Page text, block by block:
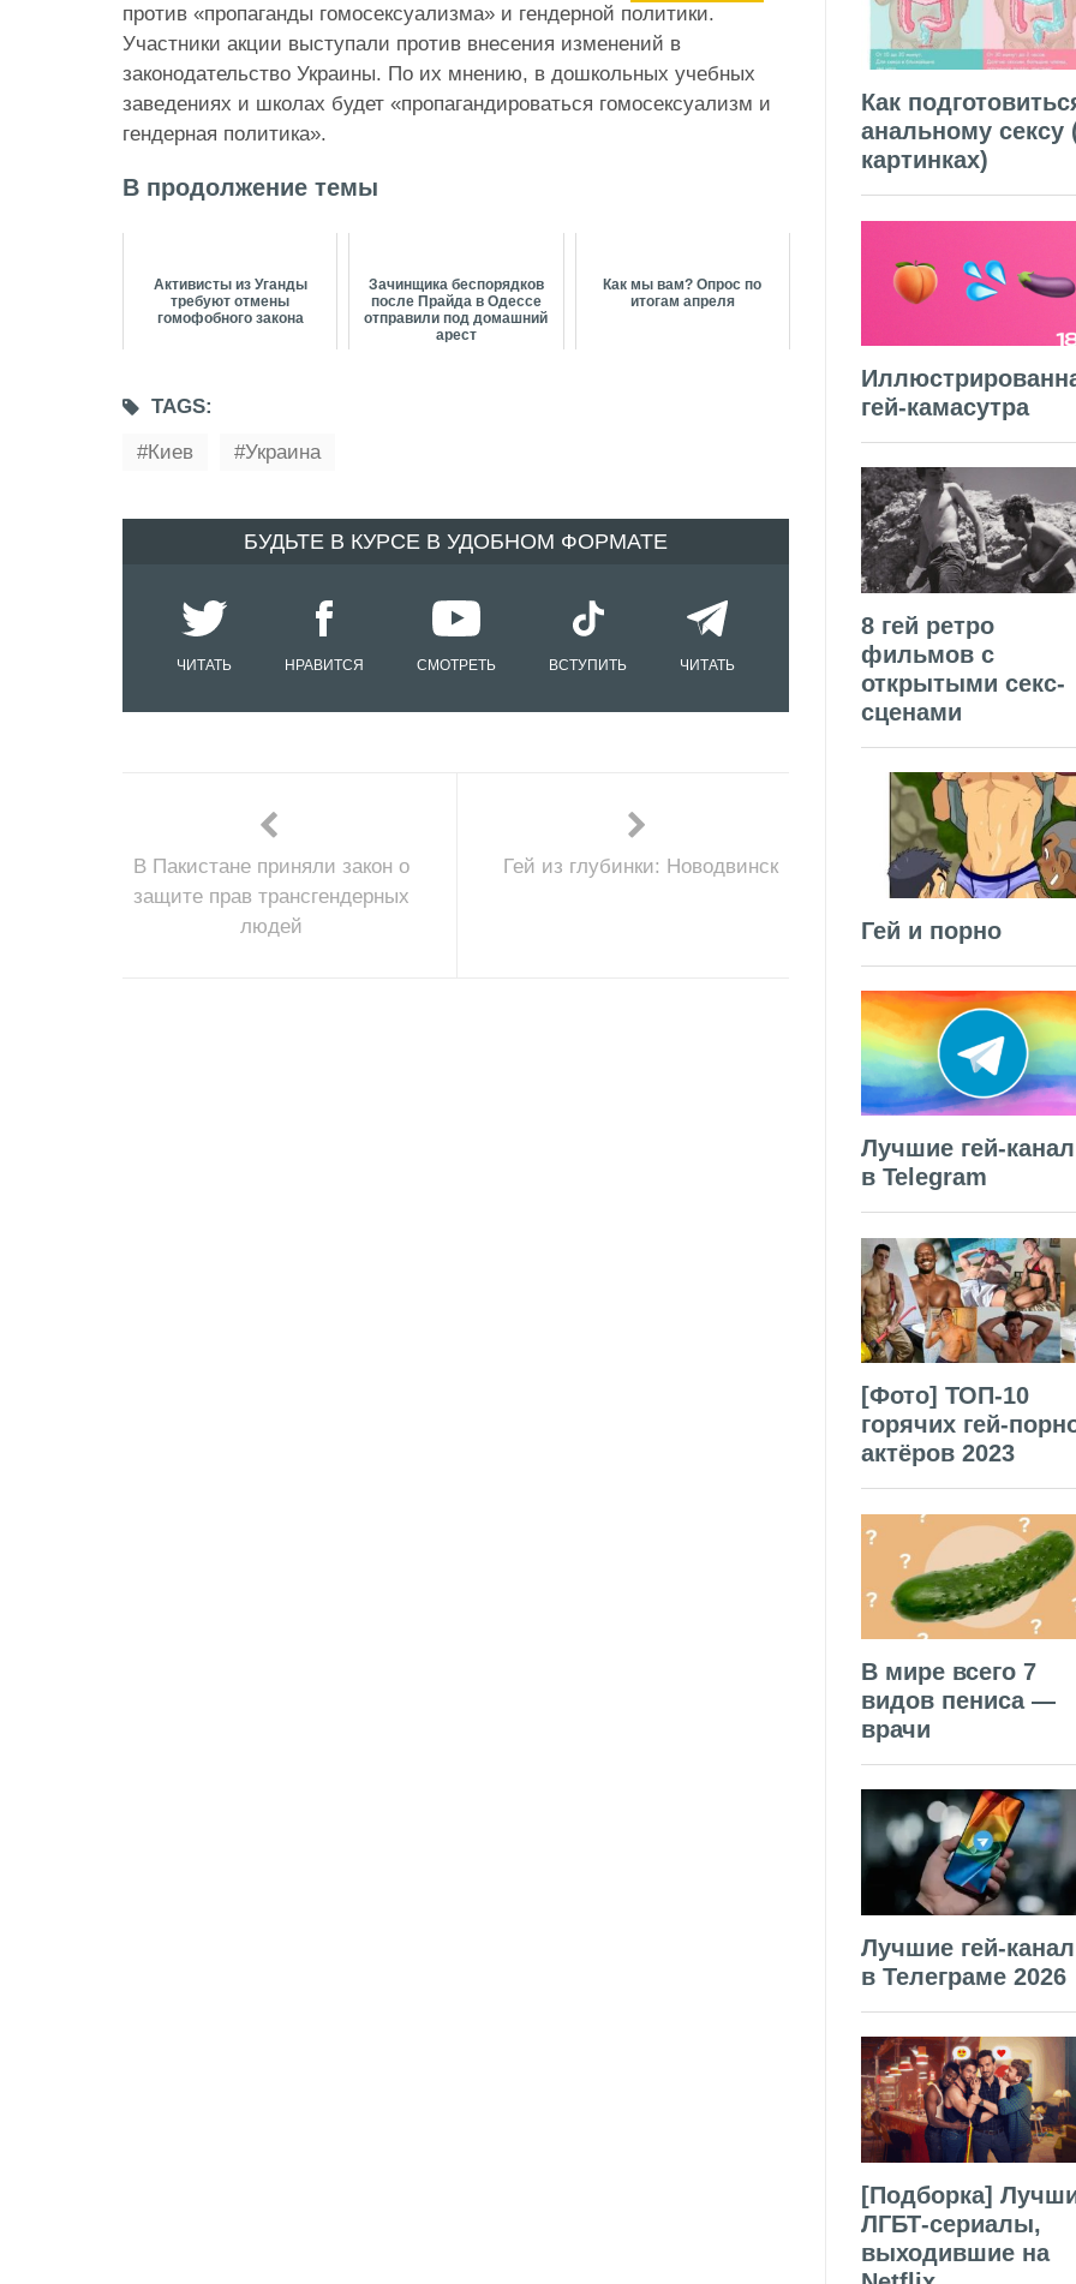
против «пропаганды гомосексуализма» и гендерной политики.
Участники акции выступали против внесения изменений в
законодательство Украины. По их мнению, в дошкольных учебных
заведениях и школах будет «пропагандироваться гомосексуализм и
гендерная политика».
В продолжение темы
Активисты из Уганды
требуют отмены
гомофобного закона
Зачинщика беспорядков
после Прайда в Одессе
отправили под домашний
арест
Как мы вам? Опрос по
итогам апреля
TAGS:
Киев
Украина
БУДЬТЕ В КУРСЕ В УДОБНОМ ФОРМАТЕ
ЧИТАТЬ НРАВИТСЯ СМОТРЕТЬ ВСТУПИТЬ ЧИТАТЬ
В Пакистане приняли закон о
защите прав трансгендерных
людей
Гей из глубинки: Новодвинск
Как
анальному сексу
картинках)
гей-камасутра
8 гей ретро
фильмов с
открытыми секс-
сценами
Гей и порно
Лучшие гей-
в Telegram
[Фото] ТОП-10
горячих гей-
актёров 2023
В мире всего 7
видов пениса —
врачи
Лучшие гей-
в Телеграме 2026
[Подборка]
ЛГБТ-сериалы,
выходившие на